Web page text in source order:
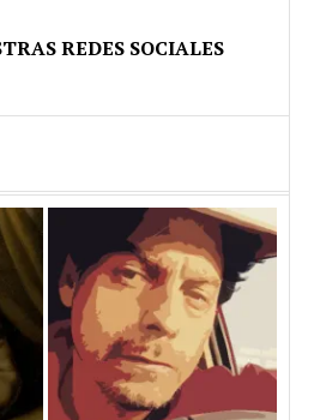
REDES SOCIALES